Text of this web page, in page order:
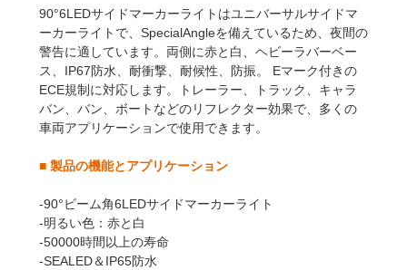
90°6LEDサイドマーカーライトはユニバーサルサイドマ
ーカーライトで、SpecialAngleを備えているため、夜間の
警告に適しています。両側に赤と白、ヘビーラバーベー
ス、IP67防水、耐衝撃、耐候性、防振。 Eマーク付きの
ECE規制に対応します。トレーラー、トラック、キャラ
バン、バン、ボートなどのリフレクター効果で、多くの
車両アプリケーションで使用できます。
■ 製品の機能とアプリケーション
-90°ビーム角6LEDサイドマーカーライト
-明るい色：赤と白
-50000時間以上の寿命
-SEALED＆IP65防水